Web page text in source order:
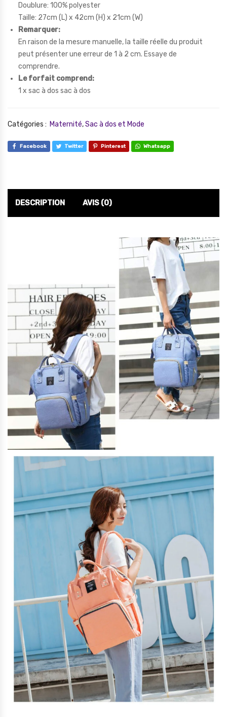
Doublure: 100% polyester
Taille: 27cm (L) x 42cm (H) x 21cm (W)
Remarquer:
En raison de la mesure manuelle, la taille réelle du produit
peut présenter une erreur de 1 à 2 cm. Essaye de
comprendre.
Le forfait comprend:
1 x sac à dos sac à dos
Catégories : Maternité,Sac à dos et Mode
Facebook Twitter Pinterest Whatsapp
DESCRIPTION AVIS (0)